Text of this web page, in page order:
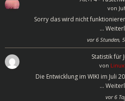
von
Sorry das wird nicht
…
vor 6 Stunden,
Statistik für
von
Die Entwicklung im WIKI im Juli
…
vor 6